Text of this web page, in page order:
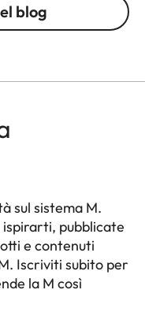
blog
sul sistema M.
pubblicate
e contenuti
Iscriviti subito per
la M così